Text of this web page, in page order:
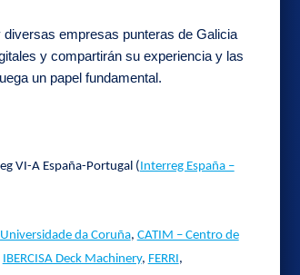
empresas punteras de Galicia
y compartirán su experiencia y las
un papel fundamental.
VI-A España-Portugal (Interreg España –
Universidade da Coruña, CATIM – Centro de
IBERCISA Deck Machinery, FERRI,